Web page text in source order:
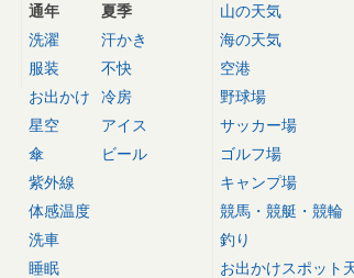
通年
洗濯
服装
お出かけ
星空
傘
紫外線
体感温度
洗車
睡眠
夏季
汗かき
不快
冷房
アイス
ビール
山の天気
海の天気
空港
野球場
サッカー場
ゴルフ場
キャンプ場
競馬・競艇・競輪
釣り
お出かけスポット